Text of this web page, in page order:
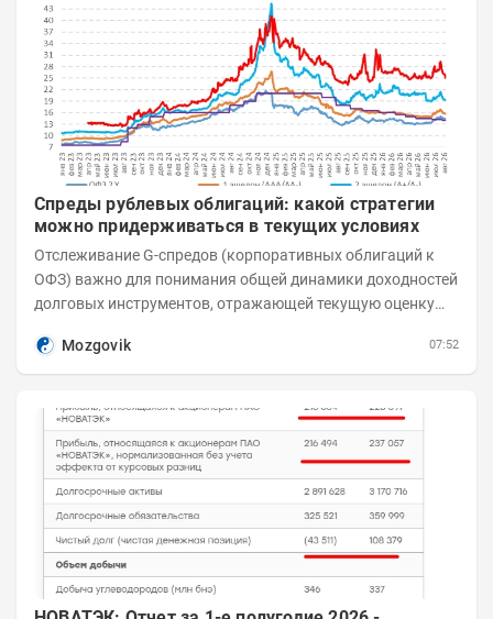
Спреды рублевых облигаций: какой стратегии
можно придерживаться в текущих условиях
Отслеживание G-спредов (корпоративных облигаций к
ОФЗ) важно для понимания общей динамики доходностей
долговых инструментов, отражающей текущую оценку
Mozgovik
07:52